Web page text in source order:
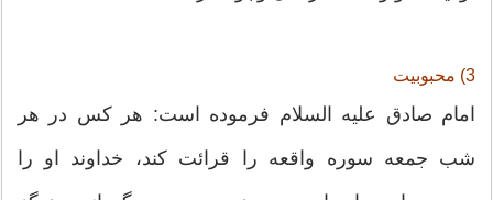
3) محبوبیت
امام صادق علیه السلام فرموده است: هر كس در هر
شب جمعه سوره واقعه را قرائت كند، خداوند او را